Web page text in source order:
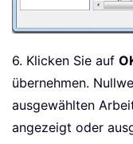
6. Klicken Sie auf
übernehmen.
ausgewählten
angezeigt oder